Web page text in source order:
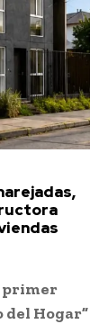
primer
Hogar”